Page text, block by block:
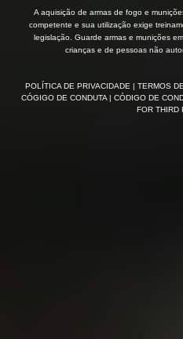
A aquisição de armas de fogo e
competente e sua utilização exige
legislação. Guarde armas e munições
crianças e de pessoas não
POLÍTICA DE PRIVACIDADE | TERMOS
CÓGIGO DE CONDUTA
| CÓDIGO DE
FOR THIRD